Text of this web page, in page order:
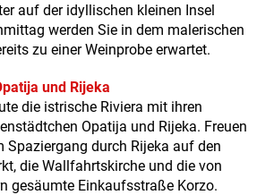
auf der idyllischen kleinen Insel
werden Sie in dem malerischen
zu einer Weinprobe erwartet.
und Rijeka
die istrische Riviera mit ihren
Opatija und Rijeka. Freuen
Spaziergang durch Rijeka auf den
die Wallfahrtskirche und die von
gesäumte Einkaufsstraße Korzo.